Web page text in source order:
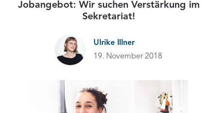
EN
Jobangebot: Wir suchen Verstärkung im
Sekretariat!
Ulrike Illner
19. November 2018